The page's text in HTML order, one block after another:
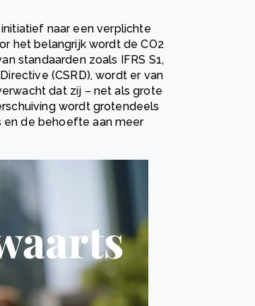
naar een verplichte
het belangrijk wordt de CO2
standaarden zoals IFRS S1,
(CSRD), wordt er van
dat zij – net als grote
wordt grotendeels
en de behoefte aan meer